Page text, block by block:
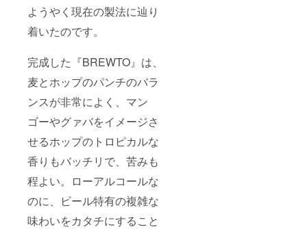
ようやく現在の製法に辿り
着いたのです。
完成した『BREWTO』は、
麦とホップのパンチのバラ
ンスが非常によく、マン
ゴーやグァバをイメージさ
せるホップのトロピカルな
香りもバッチリで、苦みも
程よい。ローアルコールな
のに、ビール特有の複雑な
味わいをカタチにすること